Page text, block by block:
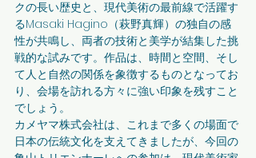
クの⻑い歴史と、現代美術の最前線で活躍す
るMasaki Hagino（萩野真輝）の独⾃の感
性が共鳴し、両者の技術と美学が結集した挑
戦的な試みです。作品は、時間と空間、そし
て⼈と⾃然の関係を象徴するものとなってお
り、会場を訪れる⽅々に強い印象を残すこと
でしょう。
カメヤマ株式会社は、これまで多くの場⾯で
⽇本の伝統⽂化を⽀えてきましたが、今回の